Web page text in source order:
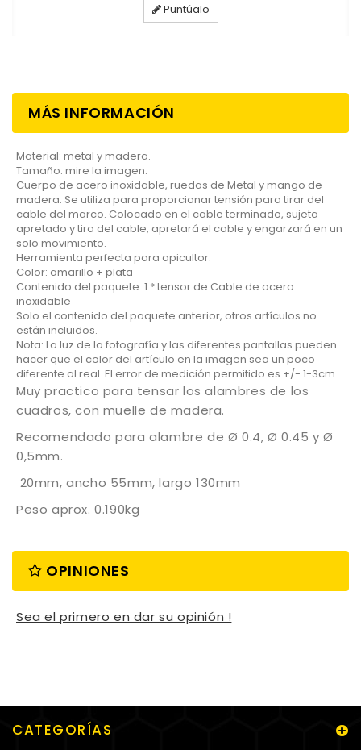
Puntúalo
MÁS INFORMACIÓN
Material: metal y madera.
Tamaño: mire la imagen.
Cuerpo de acero inoxidable, ruedas de Metal y mango de
madera. Se utiliza para proporcionar tensión para tirar del
cable del marco. Colocado en el cable terminado, sujeta
apretado y tira del cable, apretará el cable y engarzará en un
solo movimiento.
Herramienta perfecta para apicultor.
Color: amarillo + plata
Contenido del paquete: 1 * tensor de Cable de acero
inoxidable
Solo el contenido del paquete anterior, otros artículos no
están incluidos.
Nota: La luz de la fotografía y las diferentes pantallas pueden
hacer que el color del artículo en la imagen sea un poco
diferente al real. El error de medición permitido es +/- 1-3cm.
Muy practico para tensar los alambres de los
cuadros, con muelle de madera.
Recomendado para alambre de Ø 0.4, Ø 0.45 y Ø
0,5mm.
20mm, ancho 55mm, largo 130mm
Peso aprox. 0.190kg
OPINIONES
Sea el primero en dar su opinión !
CATEGORÍAS